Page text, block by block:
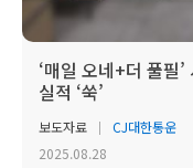
‘매일 오네+더 풀필
실적 ‘쑥’
보도자료
CJ대한통운
2025.08.28